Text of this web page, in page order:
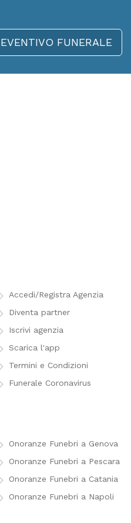
FUNERALE
Accedi/Registra Agenzia
Diventa partner
Iscrivi agenzia
Scarica l'app
Termini e Condizioni
Funerale Coronavirus
Onoranze Funebri a Genova
Onoranze Funebri a Pescara
Onoranze Funebri a Catania
Onoranze Funebri a Napoli